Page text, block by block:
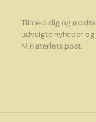
Tilmeld dig og
udvalgte nyheder
Ministeriets post.